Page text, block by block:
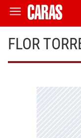
FLOR